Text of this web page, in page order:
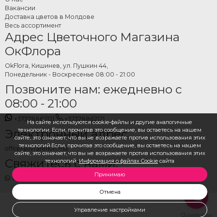
На сайте используются cookie-файлы и другие аналогичные
технологии. Если, прочитав это сообщение, вы остаетесь на нашем
сайте, это означает, что вы не возражаете против использования этих
технологий.Если, прочитав это сообщение, вы остаетесь на нашем
сайте, это означает, что вы не возражаете против использования этих
технологий.Информация о файлах Cookie сайта
Принимаю
Отмена
Управление настройками
Выберите нужную корзину или подарок из коллекции, укажите дату и
адрес доставки и оформите заказ. Команда OkFlora позаботится о
подготовке и доставке — чтобы пасхальный подарок прибыл свежим и
вовремя, готовый порадовать каждого близкого человека в вашей жизни.
Вакансии
Доставка цветов в Молдове
Весь ассортимент
Адрес Цветочного Магазина
ОкФлора
OkFlora, Кишинев, ул. Пушкин 44,
Понедельник - Воскресенье 08:00 - 21:00
Позвоните нам: ежедневно с
08:00 - 21:00
+37378862121 +37378862121
Электронный адрес
office@livrareflori.md
Свяжитесь с нами:
whatsapp